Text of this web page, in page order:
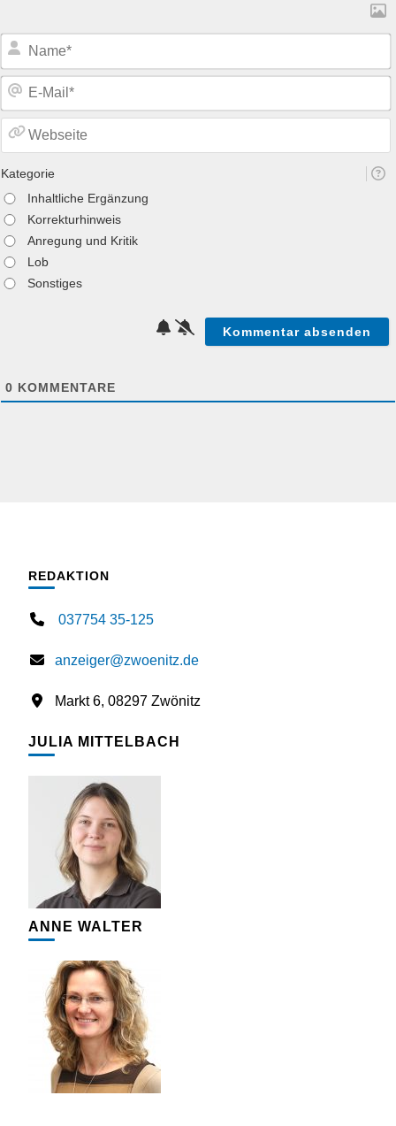
Kategorie
Inhaltliche Ergänzung
Korrekturhinweis
Anregung und Kritik
Lob
Sonstiges
0 KOMMENTARE
REDAKTION
037754 35-125
anzeiger@zwoenitz.de
Markt 6, 08297 Zwönitz
JULIA MITTELBACH
ANNE WALTER